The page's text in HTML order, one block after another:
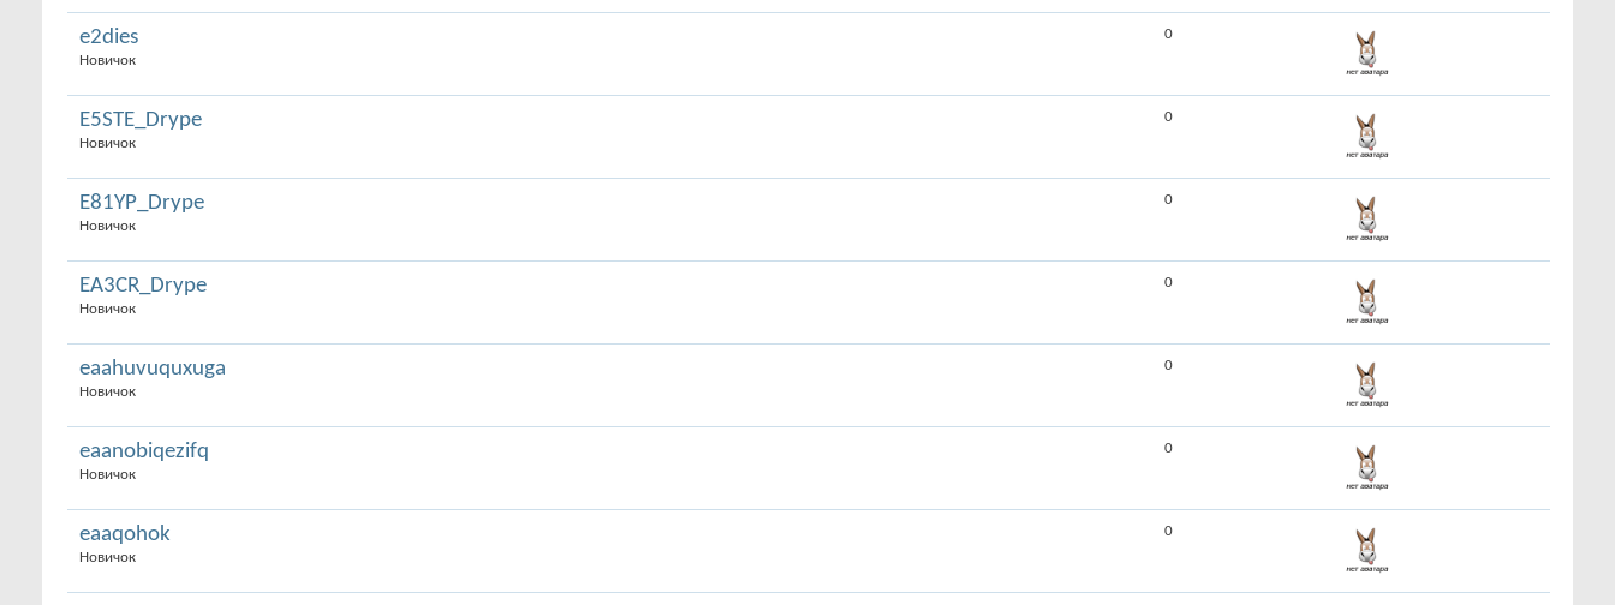
e2dies
Новичок
0
E5STE_Drype
Новичок
0
E81YP_Drype
Новичок
0
EA3CR_Drype
Новичок
0
eaahuvuquxuga
Новичок
0
eaanobiqezifq
Новичок
0
eaaqohok
Новичок
0